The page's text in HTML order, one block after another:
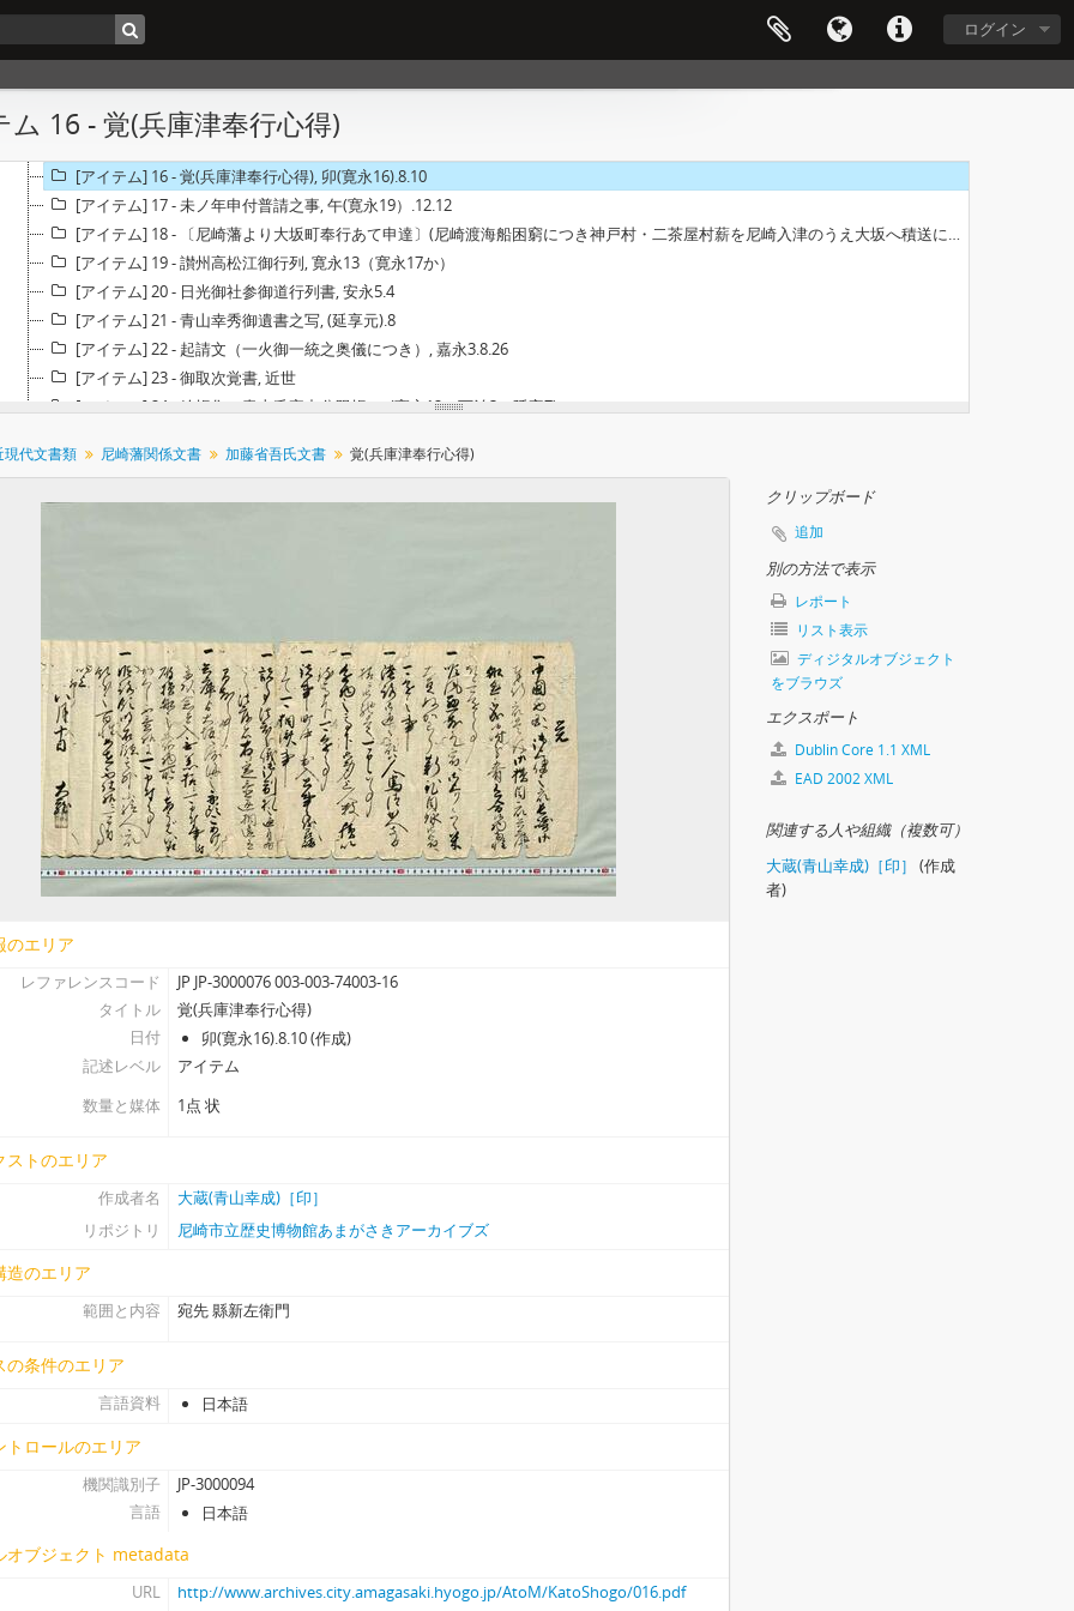
ログイン
ム 16 - 覚(兵庫津奉行心得)
[アイテム] 12-2 - 定(尼崎藩触）, 寛永12.9.25
[アイテム] 12-3 - 定(きりしたんの処置につき触), 承応3.正
[アイテム] 13 - 覚(播州龍野代官所年貢米の尼崎城詰につき), 寛永13.11.10
[アイテム] 14 - 尼ヶ崎御詰米之割, 子(寛永13).12.23
[アイテム] 16 - 覚(兵庫津奉行心得), 卯(寛永16).8.10
[アイテム] 17 - 未ノ年申付普請之事, 午(寛永19）.12.12
[アイテム] 18 - 〔尼崎藩より大坂町奉行あて申達〕(尼崎渡海船困窮につき神戸村・二茶屋村薪を尼崎入津のうえ大坂へ積送につき), (元禄後期～宝永元頃).3
[アイテム] 19 - 讃州高松江御行列, 寛永13（寛永17か）
[アイテム] 20 - 日光御社参御道行列書, 安永5.4
[アイテム] 21 - 青山幸秀御遺書之写, (延享元).8
[アイテム] 22 - 起請文（一火御一統之奥儀につき）, 嘉永3.8.26
[アイテム] 23 - 御取次覚書, 近世
[アイテム] 24 - 給帳集（青山氏家中分限帳）, (寛永12・万治3・延宝7)
[アイテム] 26 - 分限帳（青山家中分限帳）, 享保10.正
[アイテム] 31 - 〔老中奉書〕（尼崎城石垣櫓台につき）, 寛文4.8.27
[アイテム] 32 - 入日記（尼崎城米・城普請修復願上等諸帳諸証文目録）, 寛文4.8.27
[アイテム] 33 - 中灘大目録（尼崎藩中灘家数・人数・船数）, 宝永5
[アイテム] 34 - 〔書状案文〕（縣新左衛門先祖供養につき）, 酉(享和元).12.16
[アイテム] 35 - 大坂尼ヶ崎覚（縣氏尼崎墓所・旧宅等）, (文化11)
[アイテム] 36 - 〔全昌寺過去帳記載の縣氏法名書上げ〕, 近世
[アイテム] 37-1 - 〔願書下書〕（八幡宮参詣・先祖墓参につき逗留願）, 文化11.秋
[アイテム] 37-2 - 〔願書下書〕（八幡宮参詣・先祖墓参につき逗留願）, (文化11).9
[アイテム] 37-3 - 〔願書下書〕（八幡宮参詣・先祖墓参につき逗留願）, (文化11).9
[アイテム] 37-4 - 〔願書控え〕（石清水八幡参詣につき逗留願）, (文化11).9.12
[アイテム] 40 - 〔書状〕（須磨寺本尊宝物開帳につき）, 丑(元禄10).9.11
[アイテム] 41 - 新地女郎身請帳, (安政4写)
[アイテム] 42 - 鏡拓本, 欠年
[アイテム] 43 - 〔書状〕（兵庫津御通の衆日付帳に付けるべきこと、京極刑部(高和)殿通行につき), （寛永後期).2.13
[アイテム] 44 - 〔書状〕(明石へ遣わす関船買取につき), (寛永後期）.3.10
[アイテム] 46 - 〔書状〕(冠木門材木、足軽屋敷割り渡し、生田宮下新田割作等につき）, (寛永13).3.26
[アイテム] 48 - 〔書状〕(大久保加賀(忠職)ら通行接待等につき）, (寛永16).4.5
[アイテム] 49 - 〔書状〕（兵庫津町年頭・八朔祝儀樽代、奉行として請け取るべきにつき）, (寛永後期).卯月.13
[アイテム] 50 - 〔書状〕（町年寄召し連れ参るべき由）, (寛永後期).8.5
[アイテム] 51 - 〔書状〕(兵庫長沢町盗人籠舎につき）, (寛永後期).10.6
[アイテム] 53 - 〔書状〕（朝鮮人馳走首尾能候事、冠木門完成等につき）, (寛永13).12.16
[アイテム] 55 - 〔書状〕（切米銀宰領・指引勘定につき）, (寛永後期).10.19
[アイテム] 56 - 〔書状〕（植木の松之丸への植付等につき）, （寛永後期）.10.22
[アイテム] 58 - 〔書状〕（大蔵様死去、諷経無用等につき）, （寛永20）.2.20
[アイテム] 59 - 〔書状〕（きりしたん穿鑿のこと等につき）, 近世.5.26
[アイテム] 60 - 〔書状〕（朝鮮人馳走首尾能相済み出船の由満足の旨）, (寛永20).6.14
[アイテム] 61 - 〔書状〕（朝鮮信使馳走・帰国支度につき）, (寛永20).8.2
現代文書類 尼崎藩関係文書 加藤省吾氏文書 覚(兵庫津奉行心得)
のエリア
レファレンスコード
JP JP-3000076 003-003-74003-16
タイトル
覚(兵庫津奉行心得)
日付
卯(寛永16).8.10 (作成)
記述レベル
アイテム
数量と媒体
1点 状
ストのエリア
作成者名
大蔵(青山幸成)［印］
リポジトリ
尼崎市立歴史博物館あまがさきアーカイブズ
造のエリア
範囲と内容 宛先 縣新左衛門
の条件のエリア
言語資料 日本語
トロールのエリア
機関識別子
JP-3000094
言語
日本語
オブジェクト metadata
URL http://www.archives.city.amagasaki.hyogo.jp/AtoM/KatoShogo/016.pdf
クリップボード
追加
別の方法で表示
レポート
リスト表示
ディジタルオブジェクト
をブラウズ
エクスポート
Dublin Core 1.1 XML
EAD 2002 XML
関連する人や組織（複数可）
大蔵(青山幸成)［印］
(作成
者)